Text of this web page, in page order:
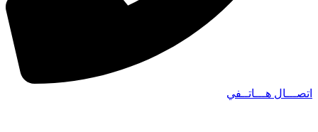
اتصـــال هـــاتــفي